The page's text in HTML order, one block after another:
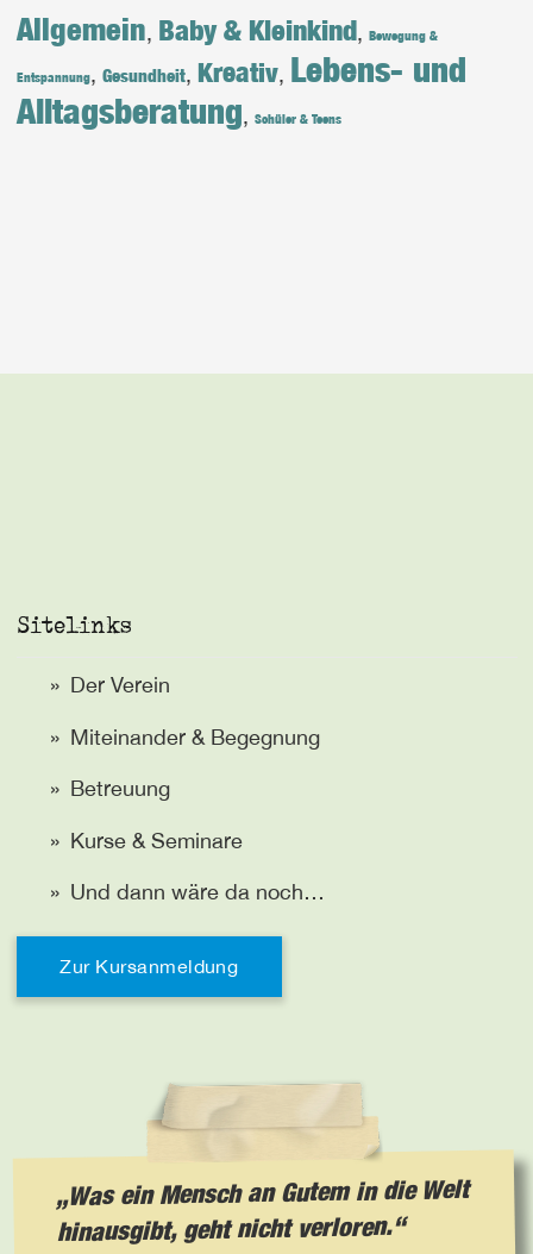
Allgemein, Baby & Kleinkind, Bewegung &
Entspannung, Gesundheit, Kreativ, Lebens- und
Alltagsberatung, Schüler & Teens
Sitelinks
Der Verein
Miteinander & Begegnung
Betreuung
Kurse & Seminare
Und dann wäre da noch…
Zur Kursanmeldung
Was ein Mensch an Gutem in die Welt
hinausgibt, geht nicht verloren.